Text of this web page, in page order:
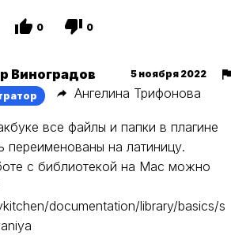
0 0
5 ноября 2022
Виноградов
Ангелина Трифонова
все файлы и папки в плагине
на латиницу.
с библиотекой на Мас можно
documentation/library/basics/s